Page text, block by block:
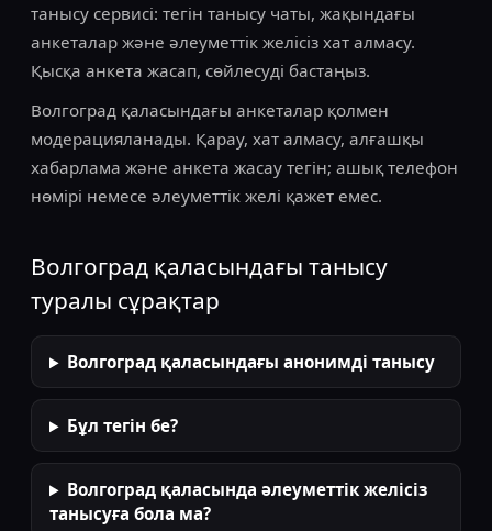
танысу сервисі: тегін танысу чаты, жақындағы
анкеталар және әлеуметтік желісіз хат алмасу.
Қысқа анкета жасап, сөйлесуді бастаңыз.
Волгоград қаласындағы анкеталар қолмен
модерацияланады. Қарау, хат алмасу, алғашқы
хабарлама және анкета жасау тегін; ашық телефон
нөмірі немесе әлеуметтік желі қажет емес.
Волгоград қаласындағы танысу
туралы сұрақтар
Волгоград қаласындағы анонимді танысу
Бұл тегін бе?
Волгоград қаласында әлеуметтік желісіз
танысуға бола ма?